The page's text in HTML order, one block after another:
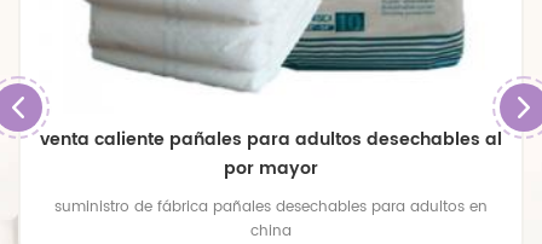
venta caliente pañales para adultos desechables al
por mayor
suministro de fábrica pañales desechables para adultos en
china